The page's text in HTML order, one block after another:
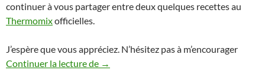
continuer à vous partager entre deux quelques recettes au
Thermomixofficielles.
J’espère que vous appréciez. N’hésitez pas à m’encourager
Continuer la lecture de
Gateau à l’orange et amande Thermomix
→